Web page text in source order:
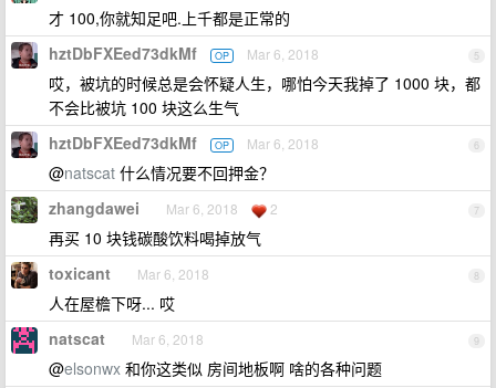
才 100,你就知足吧.上千都是正常的
5
hztDbFXEed73dkMf OP Mar 6, 2018
哎，被坑的时候总是会怀疑人生，哪怕今天我掉了 1000 块，都
不会比被坑 100 块这么生气
6
hztDbFXEed73dkMf OP Mar 6, 2018
@natscat 什么情况要不回押金？
7
zhangdawei Mar 6, 2018 2
再买 10 块钱碳酸饮料喝掉放气
8
toxicant Mar 6, 2018
人在屋檐下呀... 哎
9
natscat Mar 6, 2018
@elsonwx 和你这类似 房间地板啊 啥的各种问题